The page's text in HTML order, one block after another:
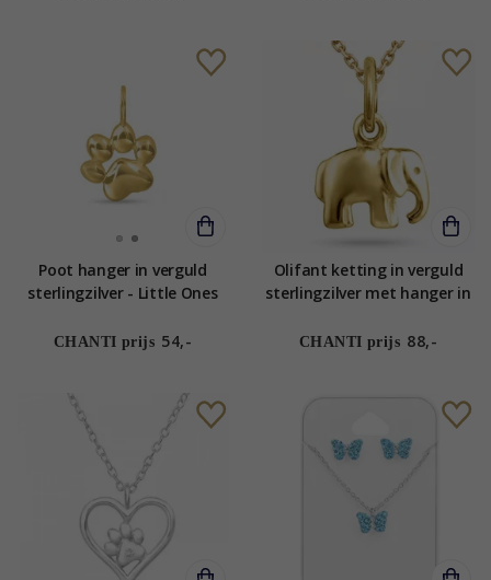
Poot hanger in verguld
sterlingzilver - Little Ones
CHANTI prijs 54,-
Olifant ketting in verguld
sterlingzilver met hanger in
CHANTI prijs 88,-